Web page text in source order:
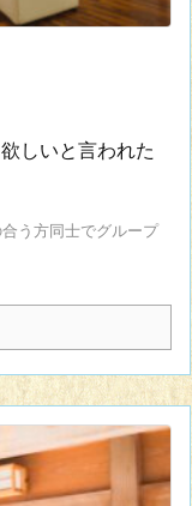
しいと言われた
う方同士でグループ